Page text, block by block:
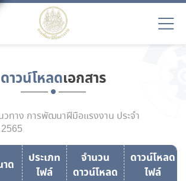
ดาวน์โหลดเอกสาร
วทาง การพัฒนาฝีมือแรงงาน ประจำ
ด
ประเภท
ไฟล์
จำนวน
ดาวน์โหลด
ดาวน์โหลด
ไฟล์